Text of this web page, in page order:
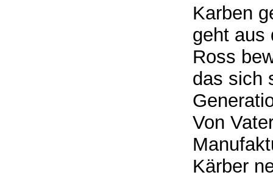
Karben
geht aus
Ross
das sich
Von
Kärber